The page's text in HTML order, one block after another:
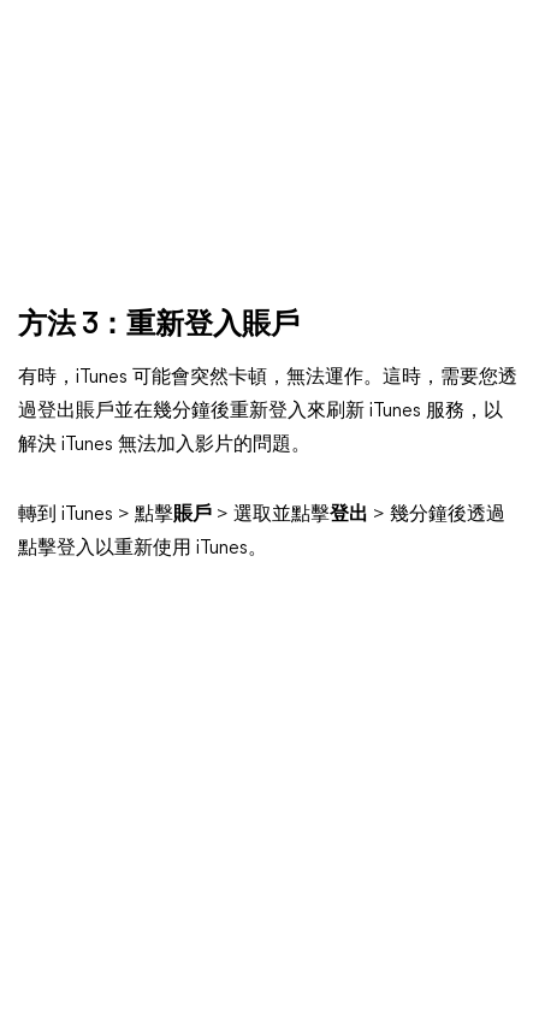
方法 3：重新登入賬戶
有時，iTunes 可能會突然卡頓，無法運作。這時，需要您透
過登出賬戶並在幾分鐘後重新登入來刷新 iTunes 服務，以
解決 iTunes 無法加入影片的問題。
轉到 iTunes > 點擊賬戶 > 選取並點擊登出 > 幾分鐘後透過
點擊登入以重新使用 iTunes。